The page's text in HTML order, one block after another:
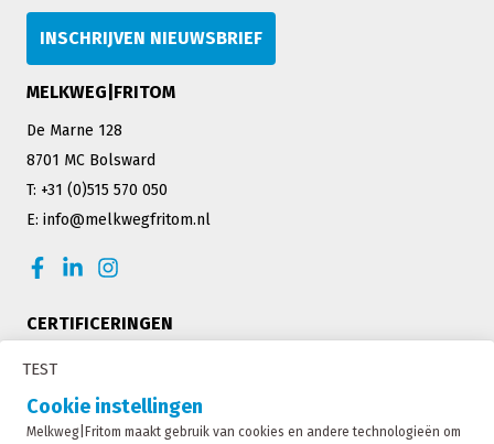
TEST
Cookie instellingen
Melkweg|Fritom maakt gebruik van cookies en andere technologieën om
INSCHRIJVEN NIEUWSBRIEF
MELKWEG|FRITOM
De Marne 128
8701 MC Bolsward
T: +31 (0)515 570 050
E: info@melkwegfritom.nl
CERTIFICERINGEN